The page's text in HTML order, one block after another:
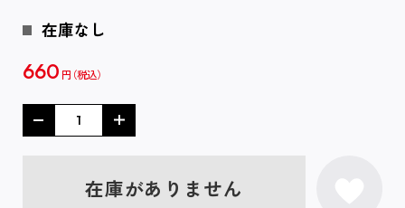
在庫なし
660 円
在庫がありません